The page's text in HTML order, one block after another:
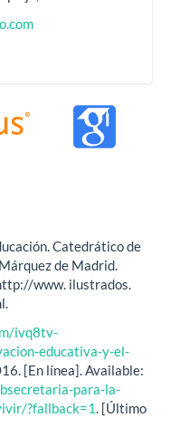
Catedrático de
de Madrid.
www. ilustrados.
ivq8tv-
educativa-y-el-
[En línea]. Available:
para-la-
?fallback=1 . [Último